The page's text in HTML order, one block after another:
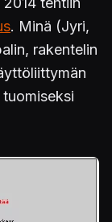
. Minä (Jyri,
rakentelin